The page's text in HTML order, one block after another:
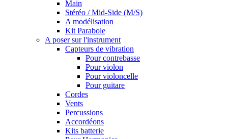
Main
Stéréo / Mid-Side (M/S)
A modélisation
Kit Parabole
A poser sur l'instrument
Capteurs de vibration
Pour contrebasse
Pour violon
Pour violoncelle
Pour guitare
Cordes
Vents
Percussions
Accordéons
Kits batterie